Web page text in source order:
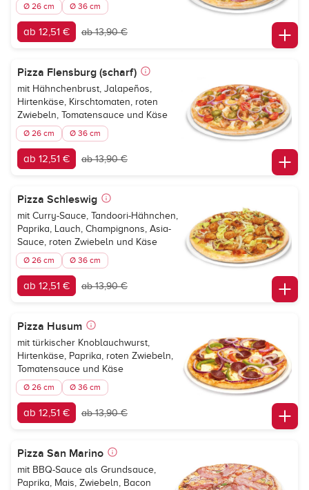
Ø 26 cm Ø 36 cm
ab 12,51 € ab 13,90 €
Pizza Flensburg (scharf)
mit Hähnchenbrust, Jalapeños,
Hirtenkäse, Kirschtomaten, roten
Zwiebeln, Tomatensauce und Käse
Ø 26 cm Ø 36 cm
ab 12,51 € ab 13,90 €
Pizza Schleswig
mit Curry-Sauce, Tandoori-Hähnchen,
Paprika, Lauch, Champignons, Asia-
Sauce, roten Zwiebeln und Käse
Ø 26 cm Ø 36 cm
ab 12,51 € ab 13,90 €
Pizza Husum
mit türkischer Knoblauchwurst,
Hirtenkäse, Paprika, roten Zwiebeln,
Tomatensauce und Käse
Ø 26 cm Ø 36 cm
ab 12,51 € ab 13,90 €
Pizza San Marino
mit BBQ-Sauce als Grundsauce,
Paprika, Mais, Zwiebeln, Bacon